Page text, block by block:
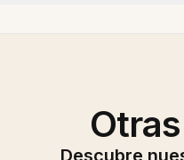
Descubre